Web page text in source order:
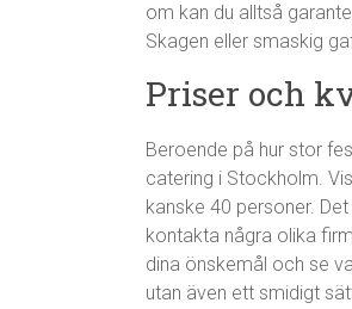
om kan du alltså
Skagen eller smaskig
Priser och
Beroende på hur stor
catering i Stockholm.
kanske 40 personer.
kontakta några olika
dina önskemål och se
utan även ett smidigt